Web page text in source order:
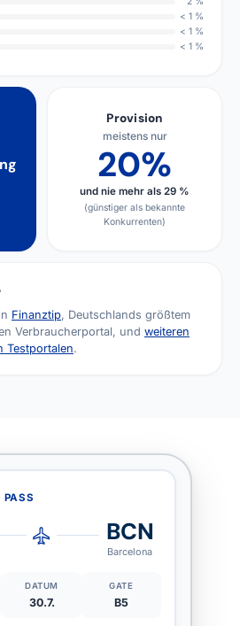
< 1 %
< 1 %
< 1 %
Provision
meistens nur
20%
und nie mehr als 29 %
(günstiger als bekannte
Konkurrenten)
Finanztip, Deutschlands größtem
Verbraucherportal, und weiteren
Testportalen.
PASS
BCN
Barcelona
DATUM
30.7.
GATE
B5